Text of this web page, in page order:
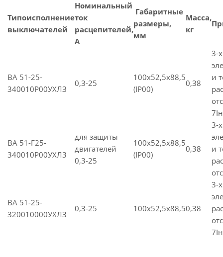
Типоисполнение
выключателей
Номинальный
ток
расцепителей,
A
Габаритные
размеры,
мм
Масса,
кг
ВА 51-25-
340010Р00УХЛЗ
0,3-25
100х52,5х88,5
(IP00)
0,38
3-
и
ВА 51-Г25-
340010P00УХЛ3
для защиты
двигателей
0,3-25
100х52,5х88,5
(IP00)
0,38
3-
и
ВА 51-25-
320010000УХЛ3
0,3-25 100х52,5х88,50,38
3-